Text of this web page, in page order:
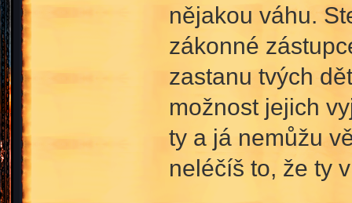
nějakou váhu.
zákonné
zastanu tvých
možnost jejich
ty a já nemůžu
neléčíš to, že ty